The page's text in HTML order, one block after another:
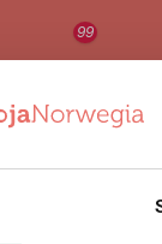
99